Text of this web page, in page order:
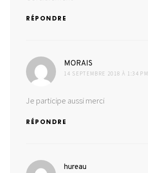
RÉPONDRE
MORAIS
14 SEPTEMBRE 2018 À 1:34 PM
Je participe aussi merci
RÉPONDRE
hureau